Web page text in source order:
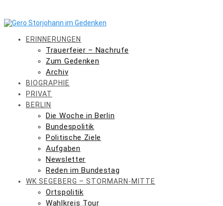
content
ERINNERUNGEN
Trauerfeier – Nachrufe
Zum Gedenken
Archiv
BIOGRAPHIE
PRIVAT
BERLIN
Die Woche in Berlin
Bundespolitik
Politische Ziele
Aufgaben
Newsletter
Reden im Bundestag
WK SEGEBERG – STORMARN-MITTE
Ortspolitik
Wahlkreis Tour